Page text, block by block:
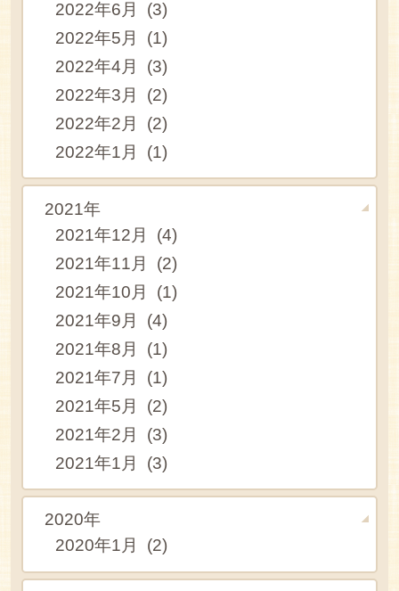
2022年6月 (3)
2022年5月 (1)
2022年4月 (3)
2022年3月 (2)
2022年2月 (2)
2022年1月 (1)
2021年
2021年12月 (4)
2021年11月 (2)
2021年10月 (1)
2021年9月 (4)
2021年8月 (1)
2021年7月 (1)
2021年5月 (2)
2021年2月 (3)
2021年1月 (3)
2020年
2020年1月 (2)